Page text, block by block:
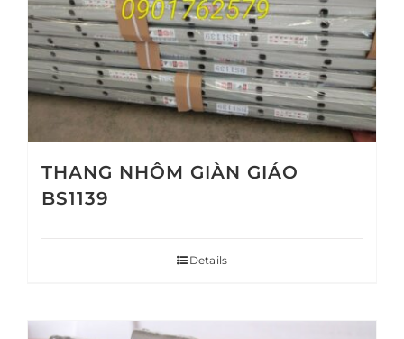
THANG NHÔM GIÀN GIÁO
BS1139
Details